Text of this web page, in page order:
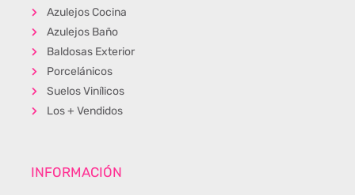
Azulejos Cocina
Azulejos Baño
Baldosas Exterior
Porcelánicos
Suelos Vinílicos
Los + Vendidos
INFORMACIÓN